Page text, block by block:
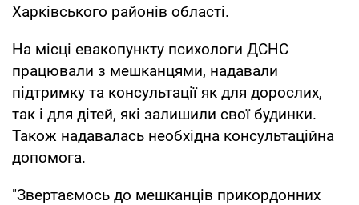
Харківського районів області.
На місці евакопункту психологи ДСНС
працювали з мешканцями, надавали
підтримку та консультації як для дорослих,
так і для дітей, які залишили свої будинки.
Також надавалась необхідна консультаційна
допомога.
"Звертаємось до мешканців прикордонних